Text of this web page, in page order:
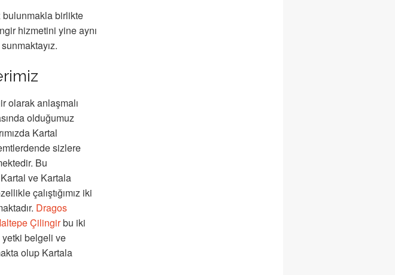
birlikte
hizmetini yine aynı
olarak anlaşmalı
olduğumuz
Kartal
sizlere
Bu
ve Kartala
çalıştığımız iki
Dragos
Çilingirbu iki
belgeli ve
olup Kartala